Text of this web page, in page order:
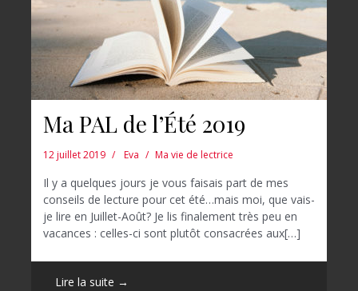
Ma PAL de l’Été 2019
12 juillet 2019 Eva Ma vie de lectrice
Il y a quelques jours je vous faisais part de mes
conseils de lecture pour cet été…mais moi, que vais-
je lire en Juillet-Août? Je lis finalement très peu en
vacances : celles-ci sont plutôt consacrées aux[…]
Lire la suite →